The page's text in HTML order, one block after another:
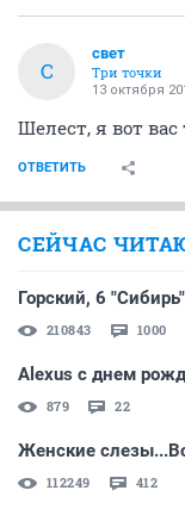
С
свет
Три точки
13 октября
Шелест, я вот
ОТВЕТИТЬ
СЕЙЧАС
Горский, 6
210843 1000
Alexus с днем
879 22
Женские
112249 412